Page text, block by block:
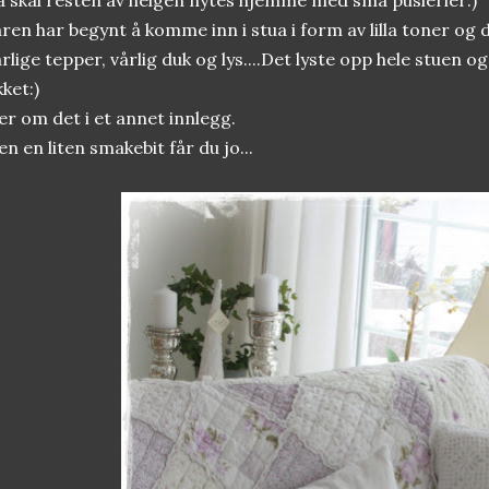
har begynt å komme inn i stua i form av lilla toner og
tepper, vårlig duk og lys....Det lyste opp hele stuen
om det i et annet innlegg.
en liten smakebit får du jo...